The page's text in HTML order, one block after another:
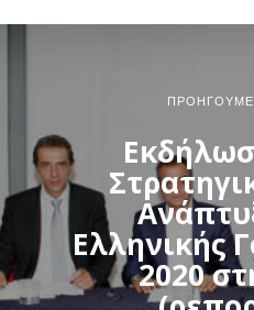
Ελληνικής
2020